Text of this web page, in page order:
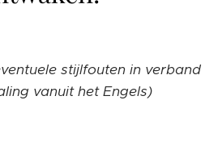
stijlfouten in verband
vanuit het Engels)